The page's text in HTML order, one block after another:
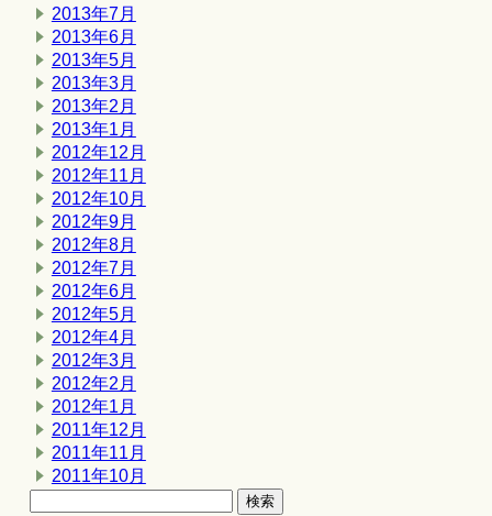
2013年7月
2013年6月
2013年5月
2013年3月
2013年2月
2013年1月
2012年12月
2012年11月
2012年10月
2012年9月
2012年8月
2012年7月
2012年6月
2012年5月
2012年4月
2012年3月
2012年2月
2012年1月
2011年12月
2011年11月
2011年10月